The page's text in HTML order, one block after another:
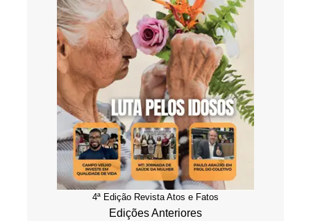
4ª Edição Revista Atos e Fatos
Edições Anteriores